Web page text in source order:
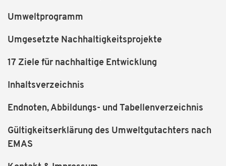
Umweltprogramm
Umgesetzte Nachhaltigkeitsprojekte
17 Ziele für nachhaltige Entwicklung
Inhaltsverzeichnis
Endnoten, Abbildungs- und Tabellenverzeichnis
Gültigkeitserklärung des Umweltgutachters nach
EMAS